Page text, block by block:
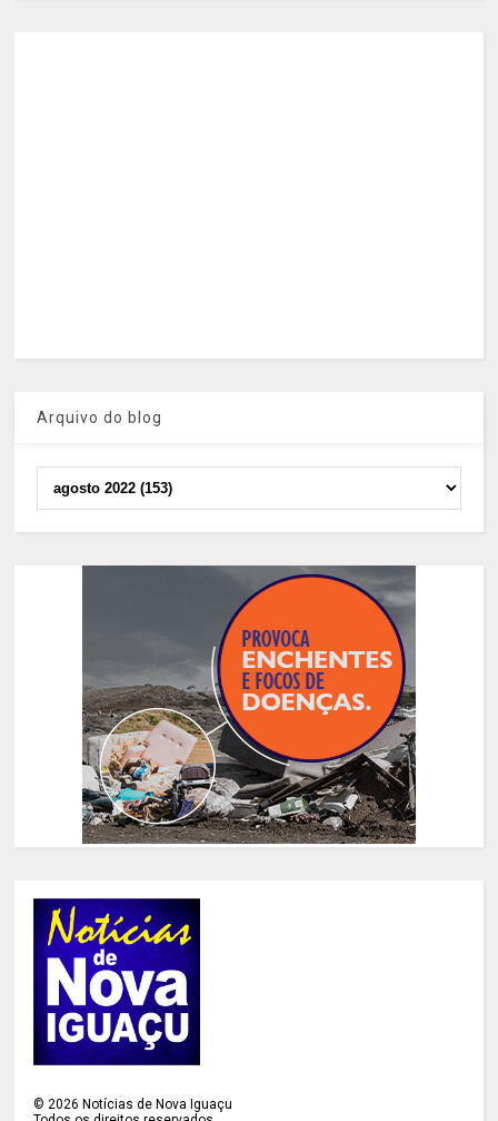
Arquivo do blog
©2026 Notícias de Nova Iguaçu